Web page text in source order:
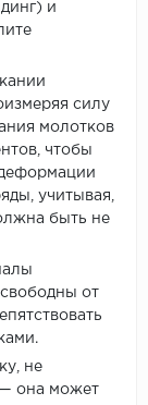
и
силу
молотков
чтобы
учитывая,
быть не
от
не
— она может